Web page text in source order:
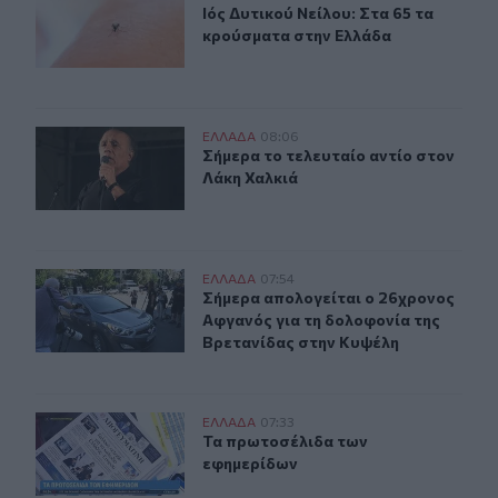
Ιός Δυτικού Νείλου: Στα 65 τα
Ιός Δυτικού Νείλου: Στα 65 τα
κρούσματα στην Ελλάδα
Σήμερα το τελευταίο αντίο στον Λάκη Χαλκιά
ΕΛΛAΔΑ 08:06
Σήμερα το τελευταίο αντίο στον
Σήμερα το τελευταίο αντίο στον
Λάκη Χαλκιά
Σήμερα απολογείται ο 26χρονος Αφγανός για τη
ΕΛΛAΔΑ 07:54
Σήμερα απολογείται ο 26χρονος
Σήμερα απολογείται ο 26χρονος
Αφγανός για τη δολοφονία της
Βρετανίδας στην Κυψέλη
Τα πρωτοσέλιδα των εφημερίδων
ΕΛΛAΔΑ 07:33
Τα πρωτοσέλιδα των εφημερίδων
Τα πρωτοσέλιδα των
εφημερίδων